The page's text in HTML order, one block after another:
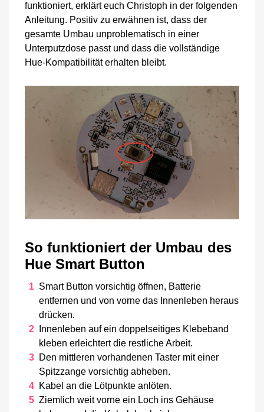
funktioniert, erklärt euch Christoph in der folgenden
Anleitung. Positiv zu erwähnen ist, dass der
gesamte Umbau unproblematisch in einer
Unterputzdose passt und dass die vollständige
Hue-Kompatibilität erhalten bleibt.
So funktioniert der Umbau des
Hue Smart Button
Smart Button vorsichtig öffnen, Batterie
entfernen und von vorne das Innenleben heraus
drücken.
Innenleben auf ein doppelseitiges Klebeband
kleben erleichtert die restliche Arbeit.
Den mittleren vorhandenen Taster mit einer
Spitzzange vorsichtig abheben.
Kabel an die Lötpunkte anlöten.
Ziemlich weit vorne ein Loch ins Gehäuse